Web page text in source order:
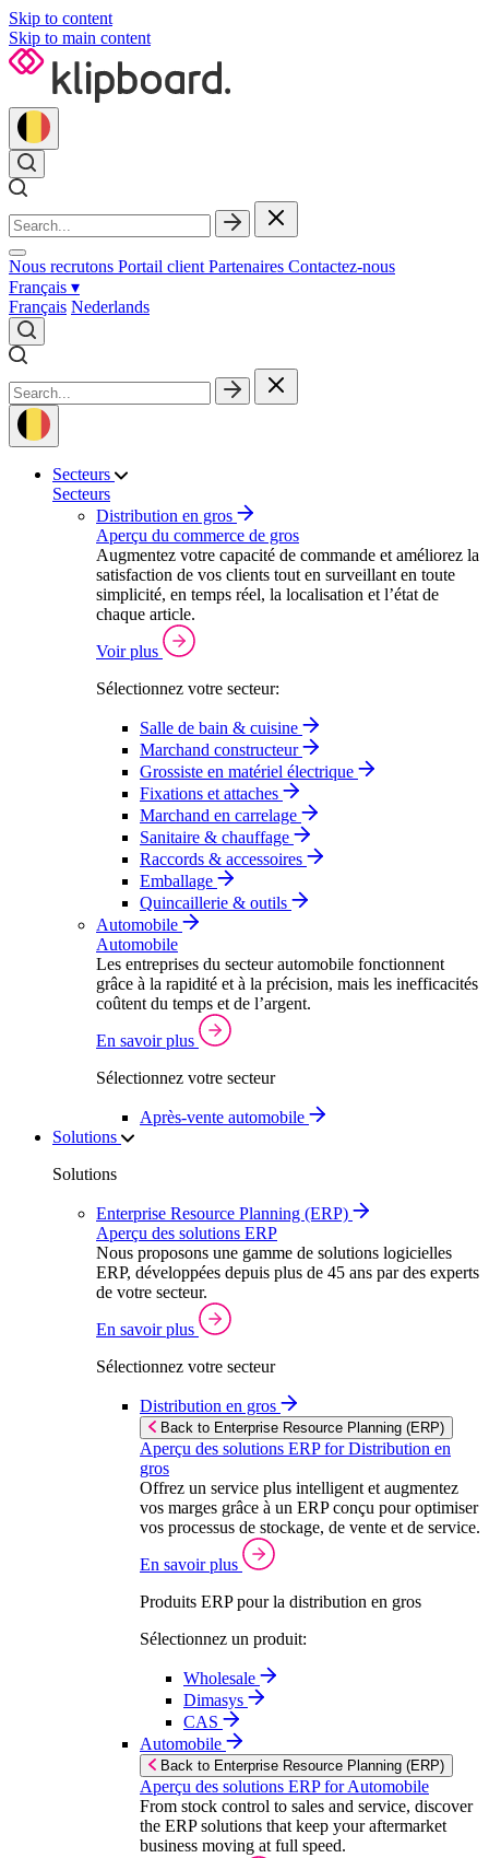
Skip to content
Skip to main content
Nous recrutons Portail client Partenaires Contactez‑nous
Français ▾
Français Nederlands
Secteurs
Secteurs
Distribution en gros
Aperçu du commerce de gros
Augmentez votre capacité de commande et améliorez la
satisfaction de vos clients tout en surveillant en toute
simplicité, en temps réel, la localisation et l’état de
chaque article.
Voir plus
Sélectionnez votre secteur:
Salle de bain & cuisine
Marchand constructeur
Grossiste en matériel électrique
Fixations et attaches
Marchand en carrelage
Sanitaire & chauffage
Raccords & accessoires
Emballage
Quincaillerie & outils
Automobile
Automobile
Les entreprises du secteur automobile fonctionnent
grâce à la rapidité et à la précision, mais les inefficacités
coûtent du temps et de l’argent.
En savoir plus
Sélectionnez votre secteur
Après‑vente automobile
Solutions
Solutions
Enterprise Resource Planning (ERP)
Aperçu des solutions ERP
Nous proposons une gamme de solutions logicielles
ERP, développées depuis plus de 45 ans par des experts
de votre secteur.
En savoir plus
Sélectionnez votre secteur
Distribution en gros
Back to Enterprise Resource Planning (ERP)
Aperçu des solutions ERP for Distribution en
gros
Offrez un service plus intelligent et augmentez
vos marges grâce à un ERP conçu pour optimiser
vos processus de stockage, de vente et de service.
En savoir plus
Produits ERP pour la distribution en gros
Sélectionnez un produit:
Wholesale
Dimasys
CAS
Automobile
Back to Enterprise Resource Planning (ERP)
Aperçu des solutions ERP for Automobile
From stock control to sales and service, discover
the ERP solutions that keep your aftermarket
business moving at full speed.